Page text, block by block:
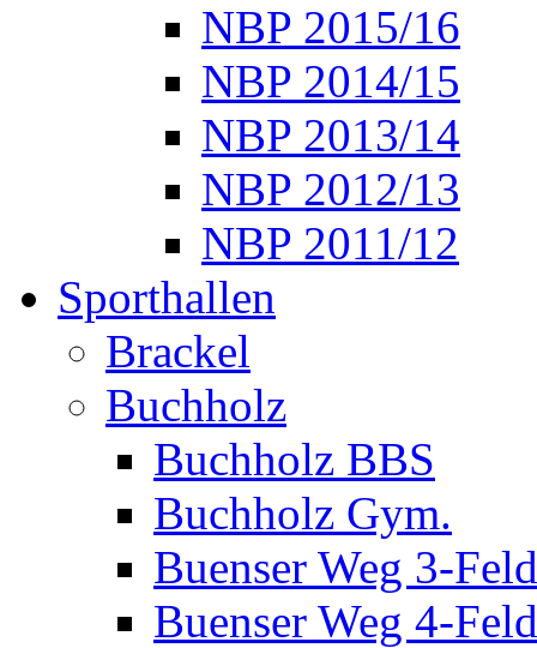
NBP 2015/16
NBP 2014/15
NBP 2013/14
NBP 2012/13
NBP 2011/12
Sporthallen
Brackel
Buchholz
Buchholz BBS
Buchholz Gym.
Buenser Weg 3-Feld
Buenser Weg 4-Feld